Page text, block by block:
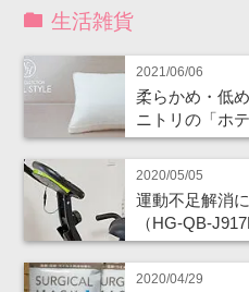
生活雑貨
2021/06/06
柔らかめ・低
ニトリの「ホ
2020/05/05
運動不足解消
（HG-QB-
2020/04/29